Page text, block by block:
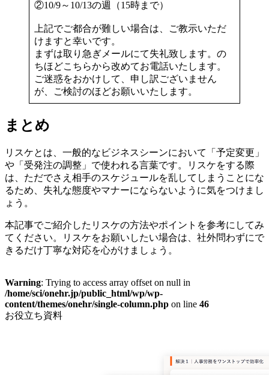
②10/9～10/13の週（15時まで）
上記でご都合が難しい場合は、ご教示いただ
けますと幸いです。
まずは取り急ぎメールにて失礼致します。の
ちほどこちらから改めてお電話いたします。
ご迷惑をおかけして、申し訳ございません
が、ご検討のほどお願いいたします。
まとめ
リスケとは、一般的なビジネスシーンにおいて「予定変更」
や「受発注の調整」で使われる言葉です。リスケをする際
は、ただでさえ相手のスケジュールを乱してしまうことにな
るため、失礼な態度やマナーにならないように気をつけまし
ょう。
本記事でご紹介したリスケの方法やポイントを参考にしてみ
てください。リスケをお願いしたい場合は、社外問わずにで
きるだけ丁寧な対応を心がけましょう。
Warning: Trying to access array offset on null in
/home/sci/onehr.jp/public_html/wp/wp-
content/themes/onehr/single-column.php on line 46
お役立ち資料